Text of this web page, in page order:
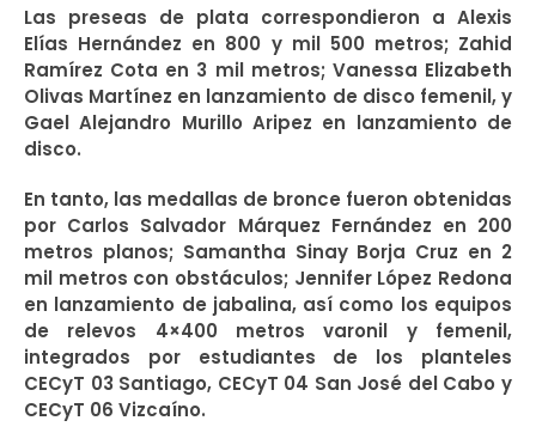
Las preseas de plata correspondieron a Alexis
Elías Hernández en 800 y mil 500 metros; Zahid
Ramírez Cota en 3 mil metros; Vanessa Elizabeth
Olivas Martínez en lanzamiento de disco femenil, y
Gael Alejandro Murillo Aripez en lanzamiento de
disco.
En tanto, las medallas de bronce fueron obtenidas
por Carlos Salvador Márquez Fernández en 200
metros planos; Samantha Sinay Borja Cruz en 2
mil metros con obstáculos; Jennifer López Redona
en lanzamiento de jabalina, así como los equipos
de relevos 4×400 metros varonil y femenil,
integrados por estudiantes de los planteles
CECyT 03 Santiago, CECyT 04 San José del Cabo y
CECyT 06 Vizcaíno.